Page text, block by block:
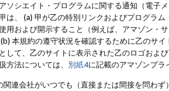
ソシエイト・プログラムに関する通知（電子
は、 (a) 甲が乙の特別リンクおよびプログラ
用および開示すること（例えば、アマゾン・
本規約の遵守状況を確認するために乙のサ
して、乙のサイトに表示された乙のロゴおよ
方法については、 別紙4に記載のアマゾンプ
関連会社がいつでも（直接または間接を問わ